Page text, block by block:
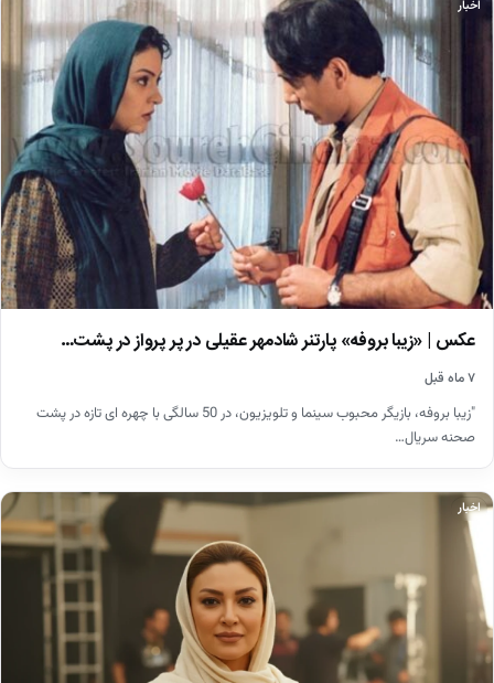
اخبار
عکس | «زیبا بروفه» پارتنر شادمهر عقیلی در پر پرواز در پشت…
۷ ماه قبل
"زیبا بروفه، بازیگر محبوب سینما و تلویزیون، در 50 سالگی با چهره ای تازه در پشت
صحنه سریال…
اخبار